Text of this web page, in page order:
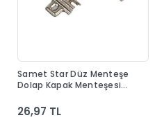
Samet Star Düz Menteşe
Dolap Kapak Menteşesi
26,97 TL